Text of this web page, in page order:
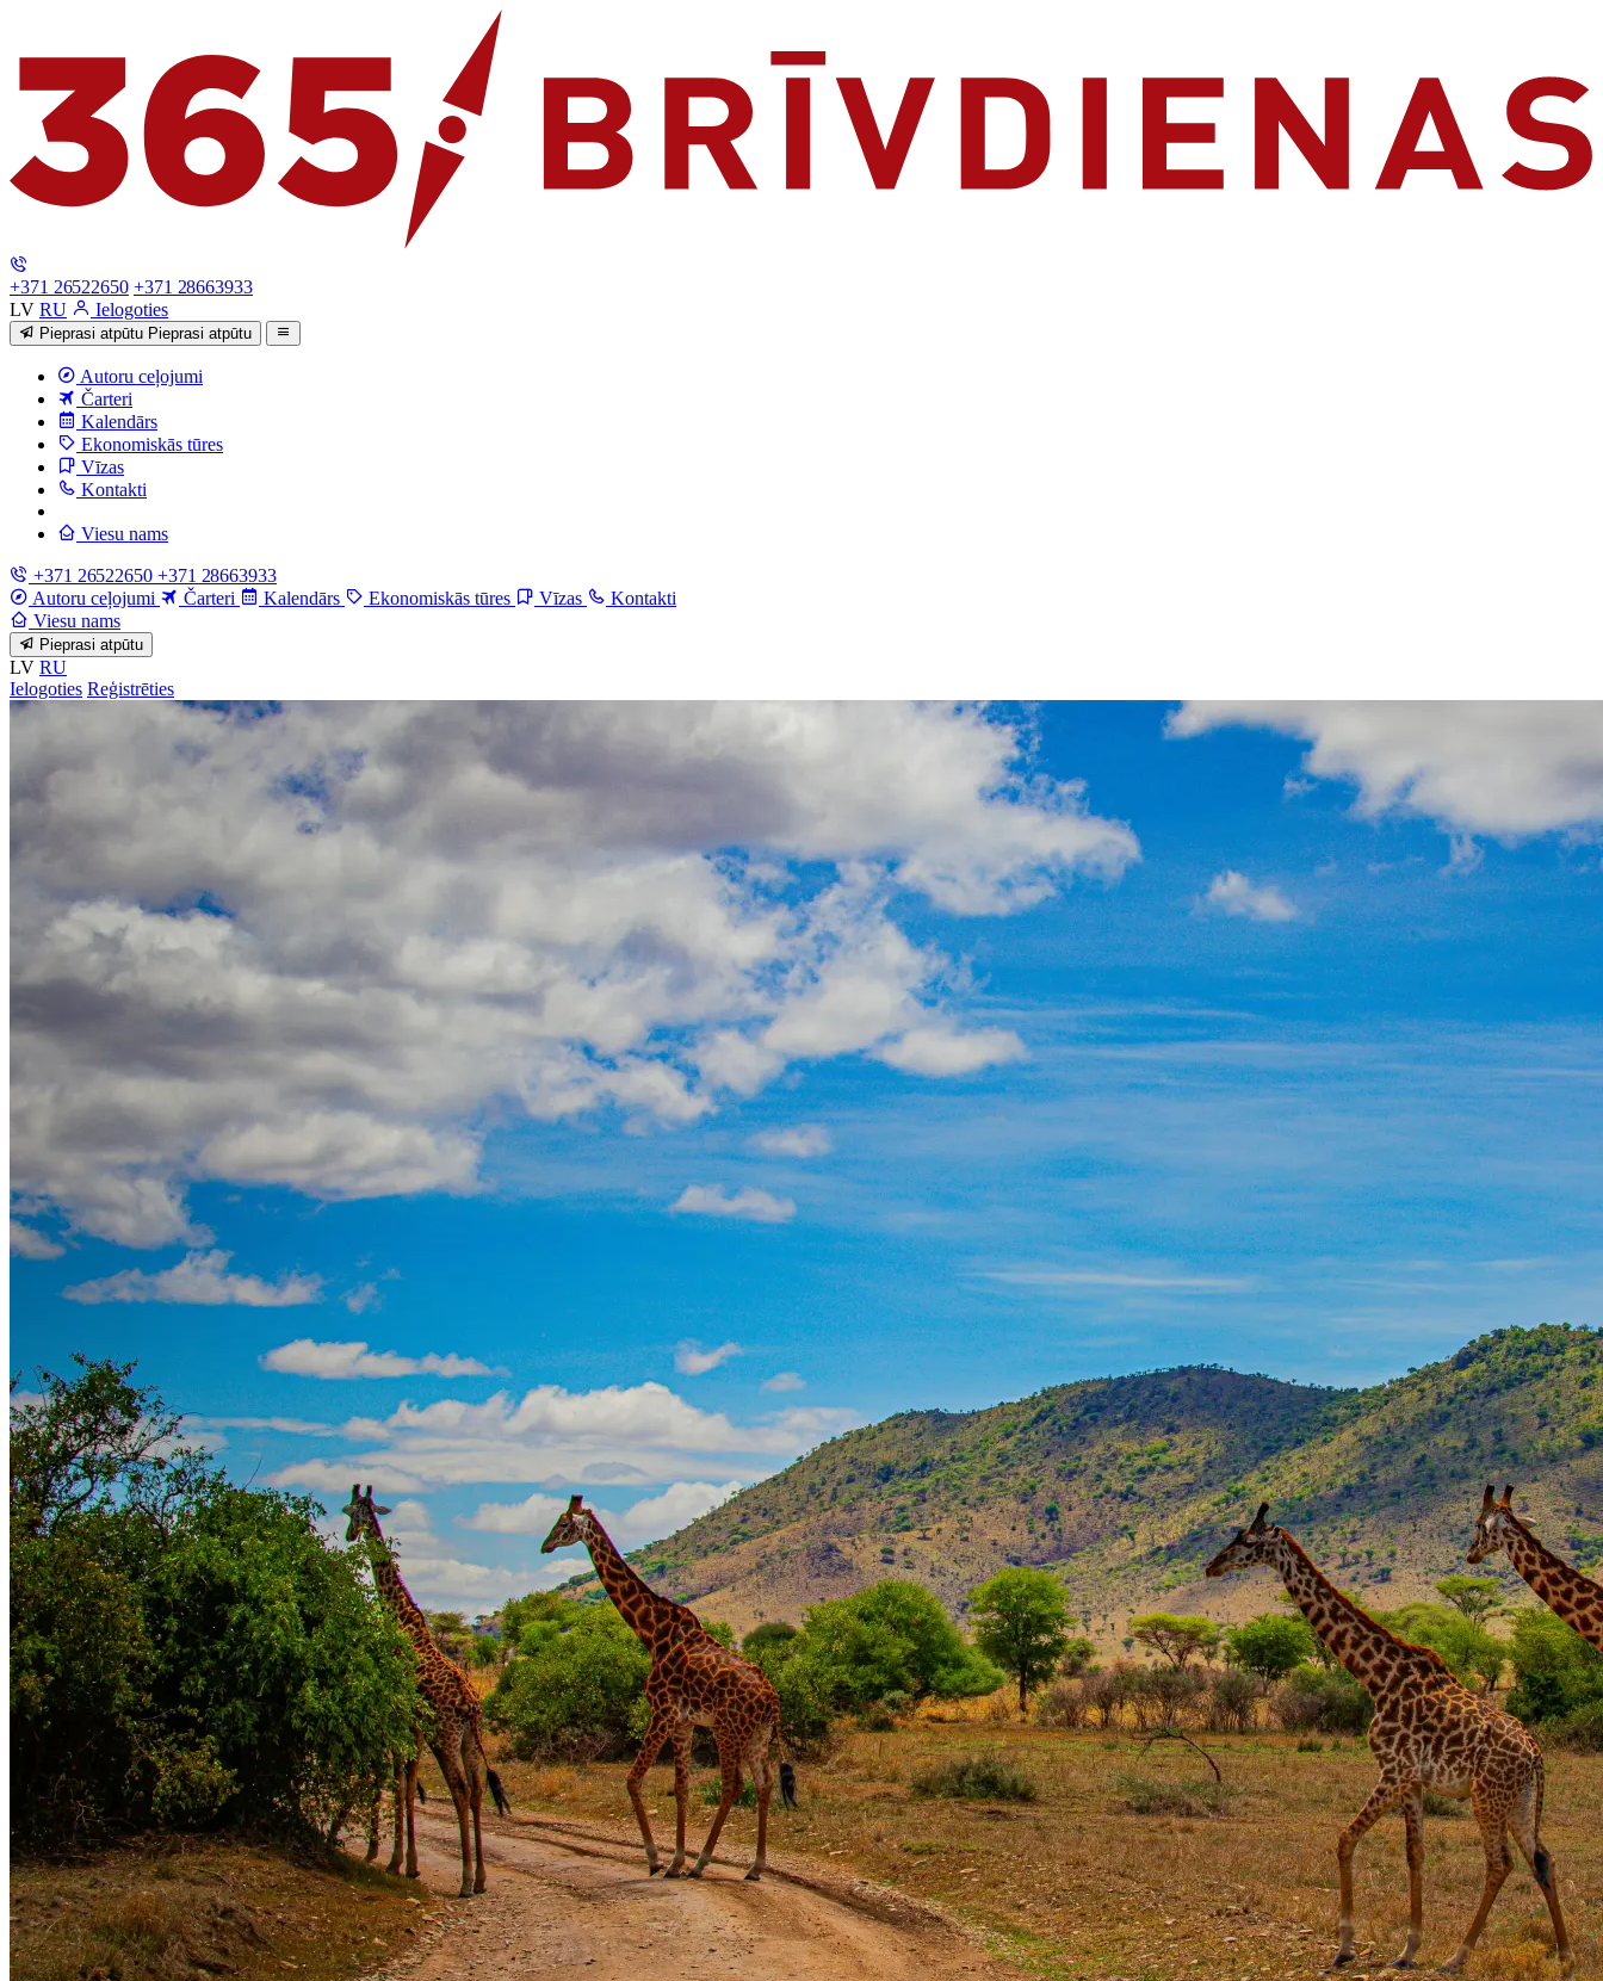
+371 26522650 +371 28663933
LV RU Ielogoties
Pieprasi atpūtu Pieprasi atpūtu
Autoru ceļojumi
Čarteri
Kalendārs
Ekonomiskās tūres
Vīzas
Kontakti
Viesu nams
+371 26522650 +371 28663933
Autoru ceļojumi
Čarteri Kalendārs Ekonomiskās tūres Vīzas
Kontakti
Viesu nams
Pieprasi atpūtu
LV RU
Ielogoties Reģistrēties